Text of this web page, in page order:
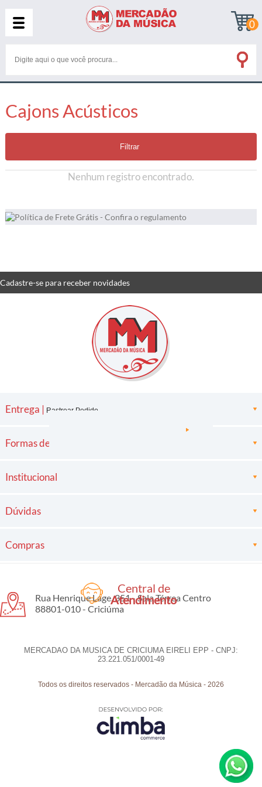
0
Cajons Acústicos
Filtrar
Nenhum registro encontrado.
Cadastre-se para receber novidades
Entrega | Rastrear Pedido
Formas de pagamento
Institucional
Dúvidas
Compras
Central de
Atendimento
Rua Henrique Lage, 351 - Sala Térrea Centro
88801-010 - Criciúma
MERCADAO DA MUSICA DE CRICIUMA EIRELI EPP - CNPJ:
23.221.051/0001-49
Todos os direitos reservados -Mercadão da Música -2026